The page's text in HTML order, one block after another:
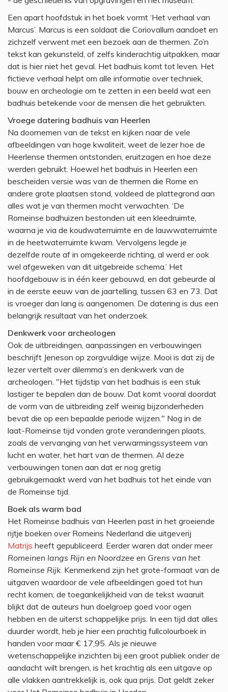
Een apart hoofdstuk in het boek vormt ‘Het verhaal van
Marcus’. Marcus is een soldaat die Coriovallum aandoet en
zichzelf verwent met een bezoek aan de thermen. Zo’n
tekst kan gekunsteld, of zelfs kinderachtig uitpakken, maar
dat is hier niet het geval. Het badhuis komt tot leven. Het
fictieve verhaal helpt om alle informatie over techniek,
bouw en archeologie om te zetten in een beeld wat een
badhuis betekende voor de mensen die het gebruikten.
Vroege datering badhuis van Heerlen
Na doornemen van de tekst en kijken naar de vele
afbeeldingen van hoge kwaliteit, weet de lezer hoe de
Heerlense thermen ontstonden, eruitzagen en hoe deze
werden gebruikt. Hoewel het badhuis in Heerlen een
bescheiden versie was van de thermen die Rome en
andere grote plaatsen stond, voldeed de plattegrond aan
alles wat je van thermen mocht verwachten. ‘De
Romeinse badhuizen bestonden uit een kleedruimte,
waarna je via de koudwaterruimte en de lauwwaterruimte
in de heetwaterruimte kwam. Vervolgens legde je
dezelfde route af in omgekeerde richting, al werd er ook
wel afgeweken van dit uitgebreide schema.’ Het
hoofdgebouw is in één keer gebouwd, en dat gebeurde al
in de eerste eeuw van de jaartelling, tussen 63 en 73. Dat
is vroeger dan lang is aangenomen. De datering is dus een
belangrijk resultaat van het onderzoek.
Denkwerk voor archeologen
Ook de uitbreidingen, aanpassingen en verbouwingen
beschrijft Jeneson op zorgvuldige wijze. Mooi is dat zij de
lezer vertelt over dilemma’s en denkwerk van de
archeologen. "Het tijdstip van het badhuis is een stuk
lastiger te bepalen dan de bouw. Dat komt vooral doordat
de vorm van de uitbreiding zelf weinig bijzonderheden
bevat die op een bepaalde periode wijzen." Nog in de
laat-Romeinse tijd vonden grote veranderingen plaats,
zoals de vervanging van het verwarmingssysteem van
lucht en water, het hart van de thermen. Al deze
verbouwingen tonen aan dat er nog gretig
gebruikgemaakt werd van het badhuis tot het einde van
de Romeinse tijd.
Boek als warm bad
Het Romeinse badhuis van Heerlen past in het groeiende
rijtje boeken over Romeins Nederland die uitgeverij
Matrijs heeft gepubliceerd. Eerder waren dat onder meer
Romeinen langs Rijn en Noordzee en Grens van het
Romeinse Rijk. Kenmerkend zijn het grote-formaat van de
uitgaven waardoor de vele afbeeldingen goed tot hun
recht komen; de toegankelijkheid van de tekst waaruit
blijkt dat de auteurs hun doelgroep goed voor ogen
hebben en de uiterst schappelijke prijs. In een tijd dat alles
duurder wordt, heb je hier een prachtig fullcolourboek in
handen voor maar € 17,95. Als je nieuwe
wetenschappelijke inzichten bij een groot publiek onder de
aandacht wilt brengen, is het krachtig als een uitgave op
alle vlakken aantrekkelijk is, ook qua prijs. Dat geldt zeker